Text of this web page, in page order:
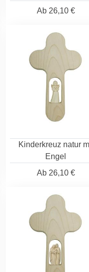
Ab26,10 €
Kinderkreuz natur
Engel
Ab26,10 €